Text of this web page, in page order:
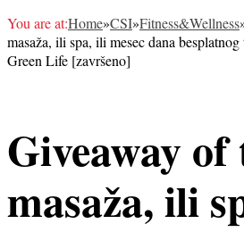
You are at:Home»CSI»Fitness&Wellness
masaža, ili spa, ili mesec dana
Green Life [završeno]
Giveaway of
masaža, ili